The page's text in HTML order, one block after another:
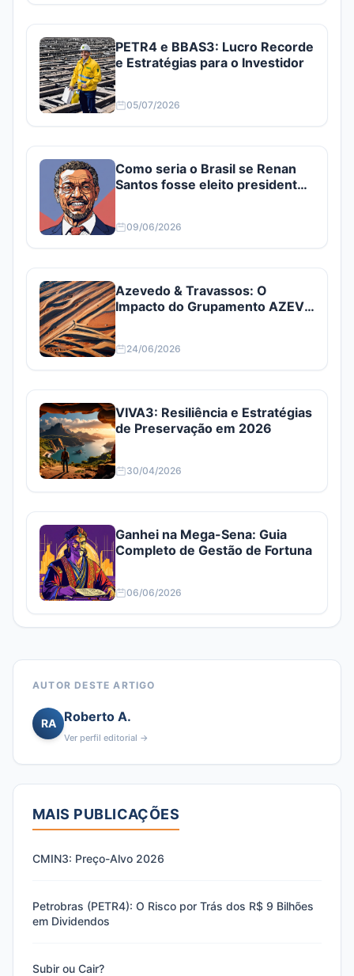
PETR4 e BBAS3: Lucro Recorde
e Estratégias para o Investidor
05/07/2026
Como seria o Brasil se Renan
Santos fosse eleito presidente?
09/06/2026
Azevedo & Travassos: O
Impacto do Grupamento AZEV3
24/06/2026
VIVA3: Resiliência e Estratégias
de Preservação em 2026
30/04/2026
Ganhei na Mega-Sena: Guia
Completo de Gestão de Fortuna
06/06/2026
AUTOR DESTE ARTIGO
RA Roberto A.
Ver perfil editorial →
MAIS PUBLICAÇÕES
CMIN3: Preço-Alvo 2026
Petrobras (PETR4): O Risco por Trás dos R$ 9 Bilhões
em Dividendos
Subir ou Cair?